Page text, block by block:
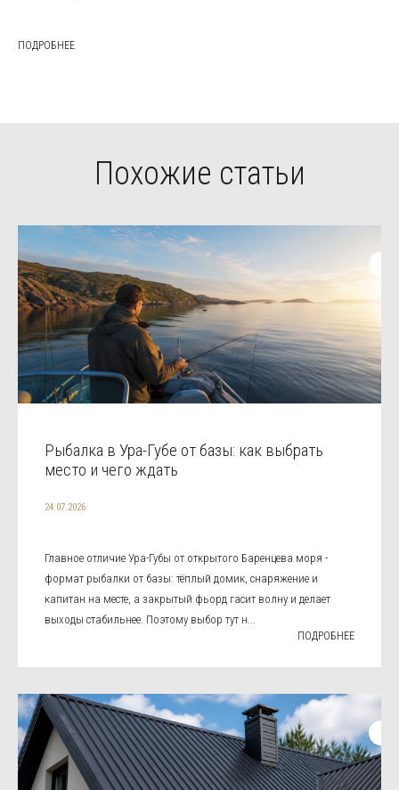
ПОДРОБНЕЕ
Похожие статьи
Рыбалка в Ура-Губе от базы: как выбрать
место и чего ждать
24.07.2026
Главное отличие Ура-Губы от открытого Баренцева моря -
формат рыбалки от базы: тёплый домик, снаряжение и
капитан на месте, а закрытый фьорд гасит волну и делает
выходы стабильнее. Поэтому выбор тут н...
ПОДРОБНЕЕ